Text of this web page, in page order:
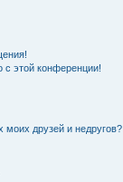
с этой конференции!
моих друзей и недругов?